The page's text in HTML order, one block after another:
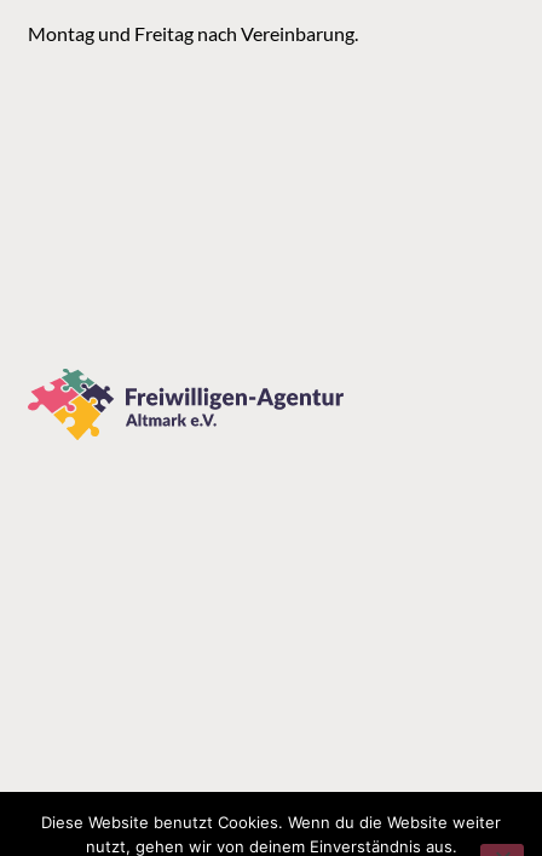
Montag und Freitag nach Vereinbarung.
Diese Website benutzt Cookies. Wenn du die Website weiter
nutzt, gehen wir von deinem Einverständnis aus.